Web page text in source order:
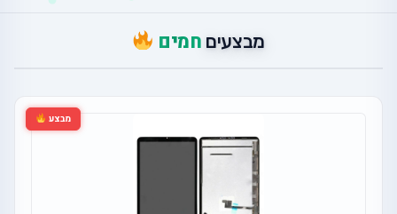
מבצעים חמים
מבצע